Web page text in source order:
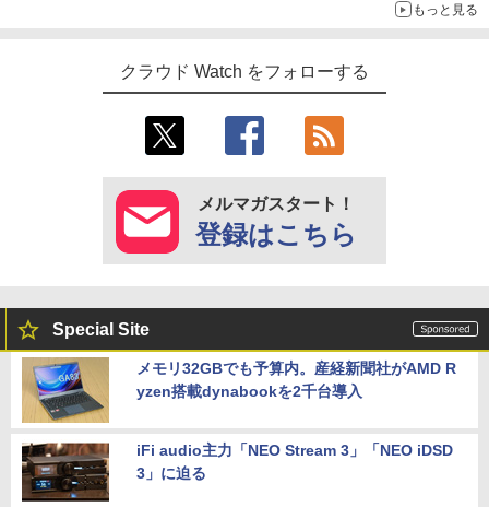
もっと見る
クラウド Watch をフォローする
メルマガスタート！
登録はこちら
Special Site
メモリ32GBでも予算内。産経新聞社がAMD R
yzen搭載dynabookを2千台導入
iFi audio主力「NEO Stream 3」「NEO iDSD
3」に迫る